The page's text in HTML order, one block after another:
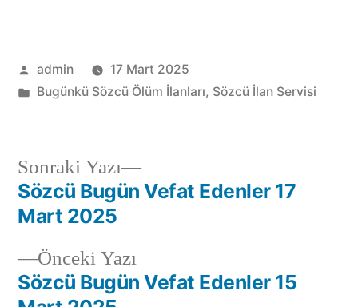
admin
17 Mart 2025
Bugünkü Sözcü Ölüm İlanları, Sözcü İlan Servisi
Önceki Yazı
Sözcü Bugün Vefat Edenler 15
Sonraki Yazı
Sözcü Bugün Vefat Edenler 17
Mart 2025